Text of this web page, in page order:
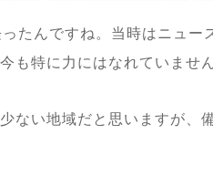
たんですね。当時はニュー
も特に力にはなれていませ
ない地域だと思いますが、